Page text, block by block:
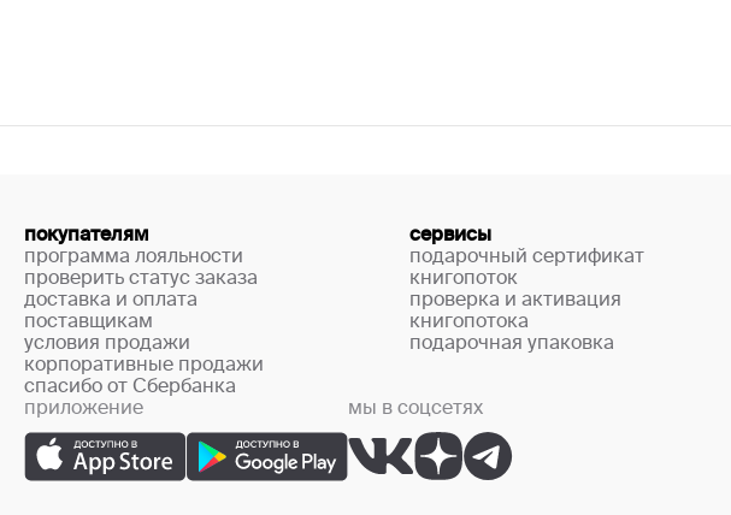
покупателям
программа лояльности
проверить статус заказа
доставка и оплата
поставщикам
условия продажи
корпоративные продажи
спасибо от Сбербанка
сервисы
подарочный сертификат
книгопоток
проверка и активация
книгопотока
подарочная упаковка
приложение мы в соцсетях